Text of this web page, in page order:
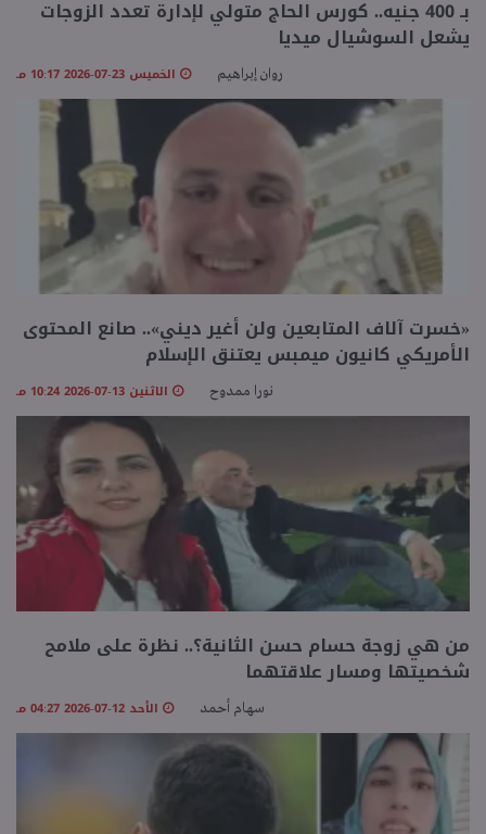
بـ 400 جنيه.. كورس الحاج متولي لإدارة تعدد الزوجات
يشعل السوشيال ميديا
روان إبراهيم الخميس 23-07-2026 10:17 مـ
«خسرت آلاف المتابعين ولن أغير ديني».. صانع المحتوى
الأمريكي كانيون ميمبس يعتنق الإسلام
نورا ممدوح الاثنين 13-07-2026 10:24 مـ
من هي زوجة حسام حسن الثانية؟.. نظرة على ملامح
شخصيتها ومسار علاقتهما
سهام أحمد الأحد 12-07-2026 04:27 مـ